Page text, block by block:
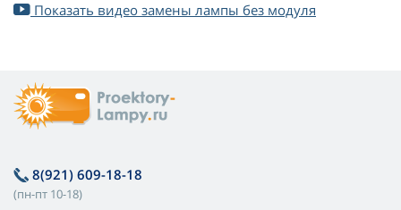
Показать видео замены лампы без модуля
8(921) 609-18-18
(пн-пт 10-18)